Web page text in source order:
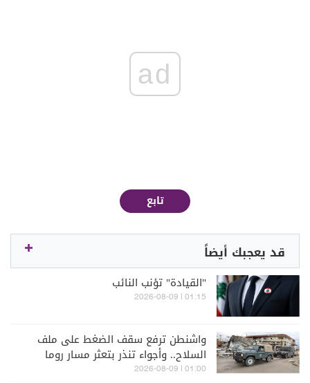
ad
تابع
قد يعجبك أيضاً
"القيادة" تؤنب النائب
01:15 | 2026-08-09
واشنطن ترفع سقف الضغط على ملف
السلاح.. وأجواء تنذر بتعثر مسار روما
01:00 | 2026-08-09